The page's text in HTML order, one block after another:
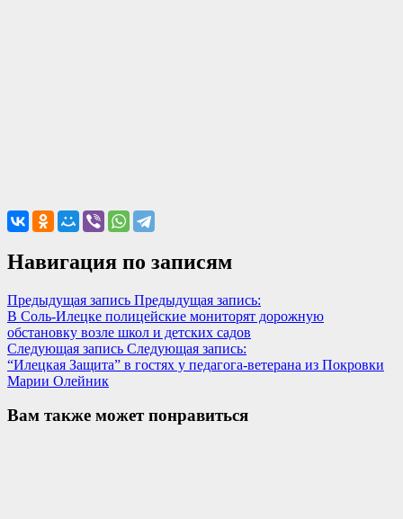
Навигация по записям
Предыдущая запись Предыдущая запись:
В Соль-Илецке полицейские мониторят дорожную
обстановку возле школ и детских садов
Следующая запись Следующая запись:
“Илецкая Защита” в гостях у педагога-ветерана из Покровки
Марии Олейник
Вам также может понравиться